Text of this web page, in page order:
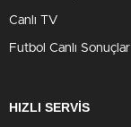
Canlı TV
Futbol Canlı Sonuçlar
HIZLI SERVİS